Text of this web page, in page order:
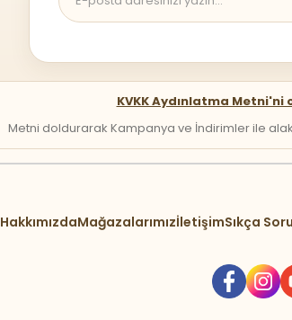
KVKK Aydınlatma Metni'ni
Metni doldurarak Kampanya ve İndirimler ile
HakkımızdaMağazalarımızİletişimSıkça